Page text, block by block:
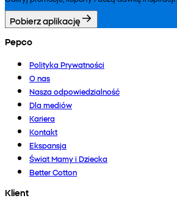
Pobierz aplikację
Pepco
Polityka Prywatności
O nas
Nasza odpowiedzialność
Dla mediów
Kariera
Kontakt
Ekspansja
Świat Mamy i Dziecka
Better Cotton
Klient